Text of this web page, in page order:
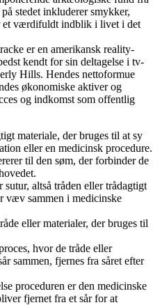
stedet inkluderer smykker,
et værdifuldt indblik i livet i det
er en amerikansk reality-
kendt for sin deltagelse i tv-
Hills. Hendes nettoformue
økonomiske aktiver og
og indkomst som offentlig
materiale, der bruges til at sy
eller en medicinsk procedure.
til den søm, der forbinder de
altså tråden eller trådagtigt
væv sammen i medicinske
eller materialer, der bruges til
hvor de tråde eller
sammen, fjernes fra såret efter
proceduren er den medicinske
fjernet fra et sår for at